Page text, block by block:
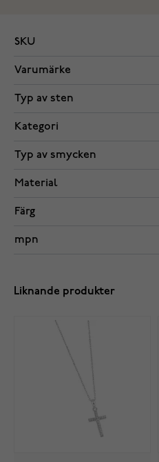
SKU
Varumärke
Typ av sten
Kategori
Typ av smycken
Material
Färg
mpn
Liknande produkter